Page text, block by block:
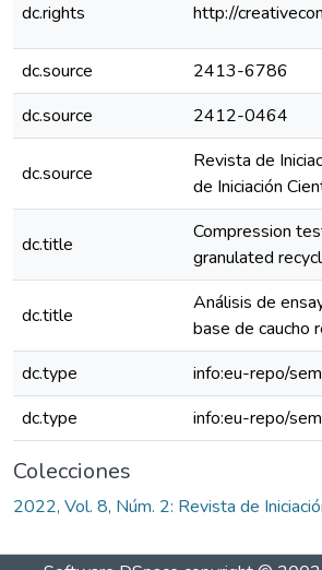
dc.rights http://
dc.source
2413-6786
dc.source
2412-0464
dc.source
Revista de
de Iniciación
dc.title
Compression
granulated
dc.title
Análisis de
base de caucho
dc.type
info:eu-repo/
dc.type
info:eu-repo/
Colecciones
2022, Vol. 8, Núm. 2: Revista de